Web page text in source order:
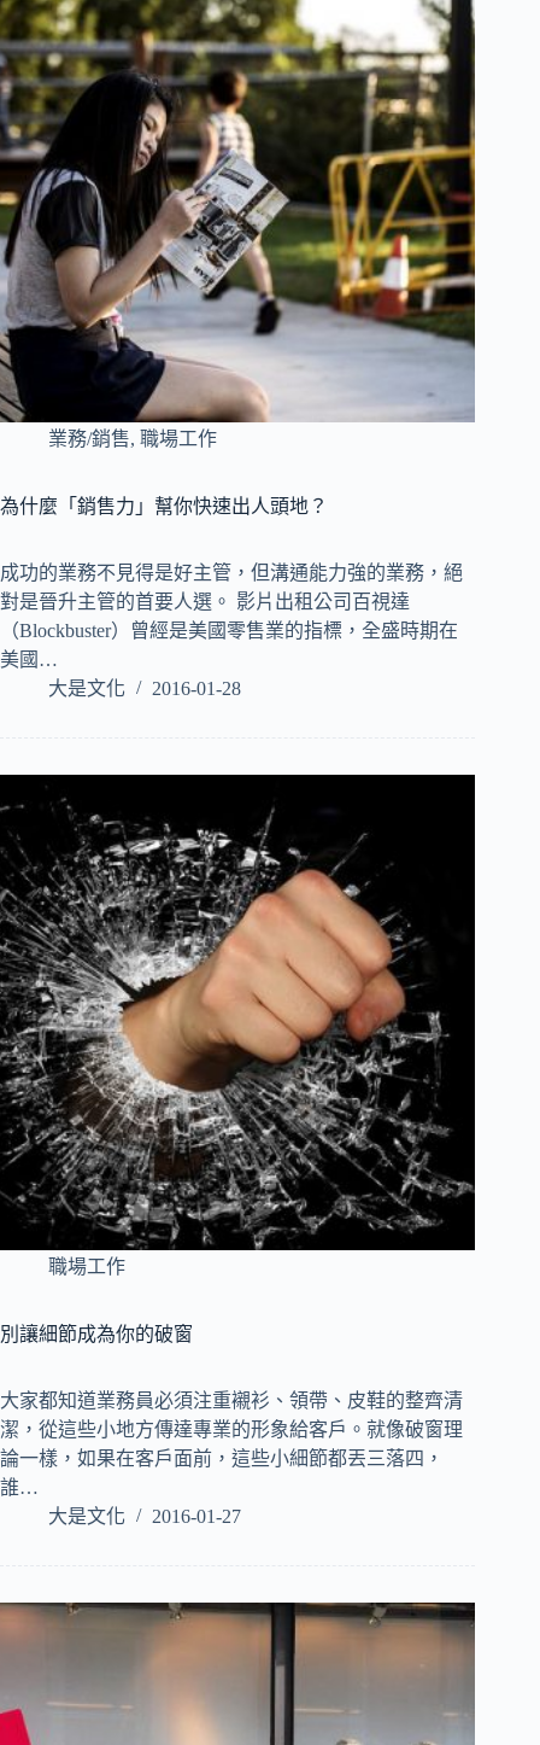
業務/銷售, 職場工作
為什麼「銷售力」幫你快速出人頭地？
成功的業務不見得是好主管，但溝通能力強的業務，絕
對是晉升主管的首要人選。 影片出租公司百視達
（Blockbuster）曾經是美國零售業的指標，全盛時期在
美國…
大是文化
2016-01-28
職場工作
別讓細節成為你的破窗
大家都知道業務員必須注重襯衫、領帶、皮鞋的整齊清
潔，從這些小地方傳達專業的形象給客戶。就像破窗理
論一樣，如果在客戶面前，這些小細節都丟三落四，
誰…
大是文化
2016-01-27